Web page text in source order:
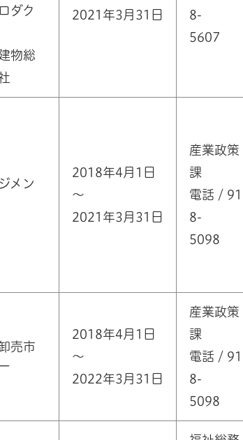
ダク
物総
2021年3月31日
8-
5607
メン
2018年4月1日
～
2021年3月31日
産業政策
課
電話 / 91
8-
5098
売市
2018年4月1日
～
2022年3月31日
産業政策
課
電話 / 91
8-
5098